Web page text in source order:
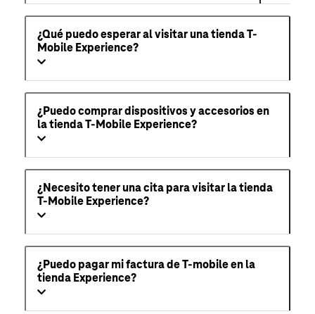
¿Qué puedo esperar al visitar una tienda T-
Mobile Experience?
¿Puedo comprar dispositivos y accesorios en
la tienda T-Mobile Experience?
¿Necesito tener una cita para visitar la tienda
T-Mobile Experience?
¿Puedo pagar mi factura de T-mobile en la
tienda Experience?